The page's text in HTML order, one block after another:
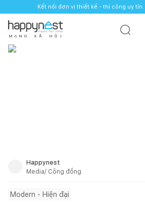
Kết nối đơn vị thiết kế - thi công uy tín.
M Ạ N G X Ã H Ộ I
Happynest
Media/ Cộng đồng
Modern - Hiện đại